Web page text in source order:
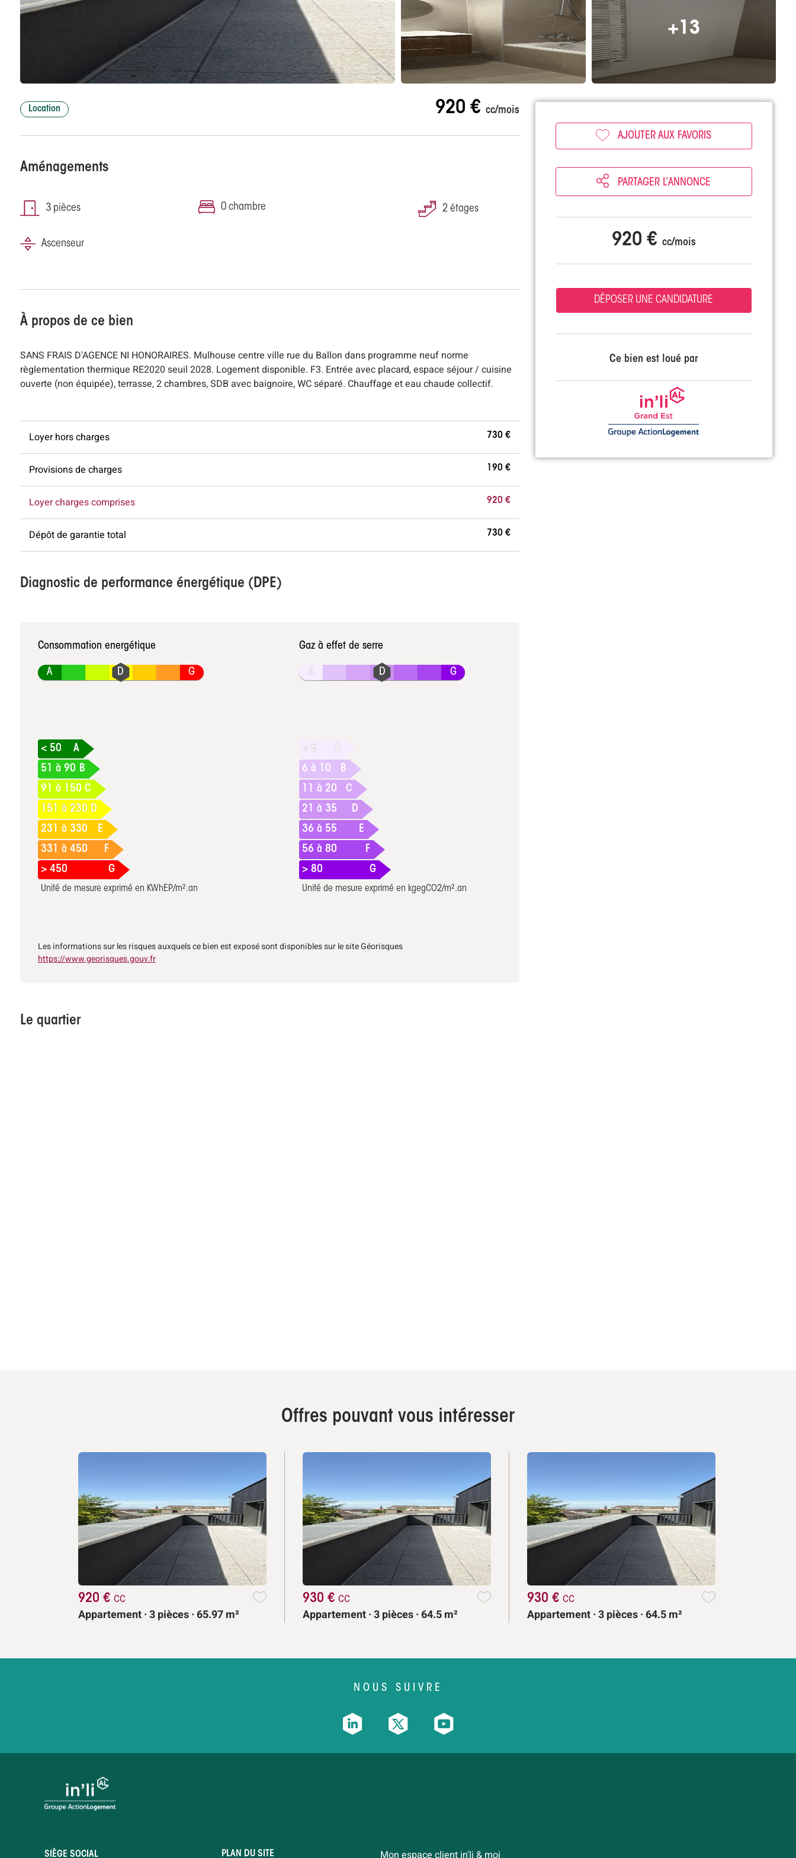
+13
Location 920 €cc/mois
Aménagements
3 pièces 0 chambre 2 étages
Ascenseur
À propos de ce bien
SANS FRAIS D'AGENCE NI HONORAIRES. Mulhouse centre ville rue du Ballon dans programme neuf norme
règlementation thermique RE2020 seuil 2028. Logement disponible. F3. Entrée avec placard, espace séjour / cuisine
ouverte (non équipée), terrasse, 2 chambres, SDB avec baignoire, WC séparé. Chauffage et eau chaude collectif.
Loyer hors charges 730 €
Provisions de charges 190 €
Loyer charges comprises 920 €
Dépôt de garantie total 730 €
Diagnostic de performance énergétique (DPE)
Consommation energétique
A G
Gaz à effet de serre
A G
< 50
A
51 à 90 B
91 à 150 C
151 à 230 D
231 à 330
E
331 à 450
F
> 450
G
Unité de mesure exprimé en KWhEP/m².an
< 5
A
6 à 10
B
11 à 20
C
21 à 35
D
36 à 55
E
56 à 80
F
> 80
G
Unité de mesure exprimé en kgegCO2/m².an
Les informations sur les risques auxquels ce bien est exposé sont disponibles sur le site Géorisques
https://www.georisques.gouv.fr
Le quartier
AJOUTER AUX FAVORIS
PARTAGER L’ANNONCE
920 € cc/mois
DÉPOSER UNE CANDIDATURE
Ce bien est loué par
Offres pouvant vous intéresser
920 € cc
Appartement · 3 pièces · 65.97 m²
930 € cc
Appartement · 3 pièces · 64.5 m²
930 € cc
Appartement · 3 pièces · 64.5 m²
NOUS SUIVRE
SIÈGE SOCIAL PLAN DU SITE Mon espace client in'li & moi